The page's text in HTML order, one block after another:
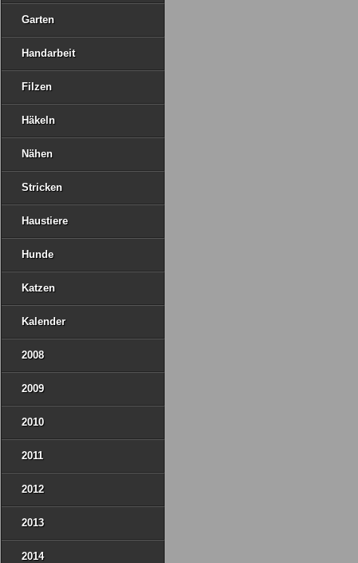
Garten
Handarbeit
Filzen
Häkeln
Nähen
Stricken
Haustiere
Hunde
Katzen
Kalender
2008
2009
2010
2011
2012
2013
2014